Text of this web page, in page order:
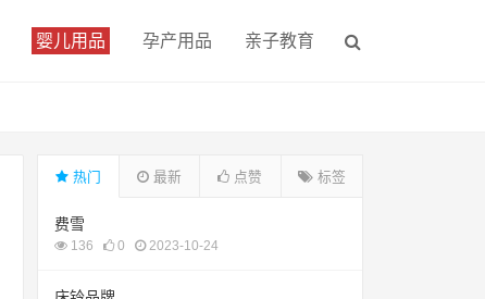
婴儿用品 孕产用品 亲子教育
热门 最新 点赞 标签
费雪
136 0 2023-10-24